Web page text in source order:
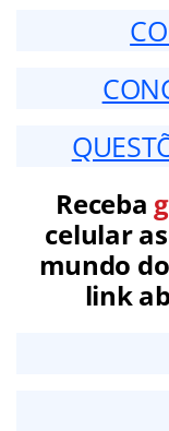
Receba
celular
mundo
link